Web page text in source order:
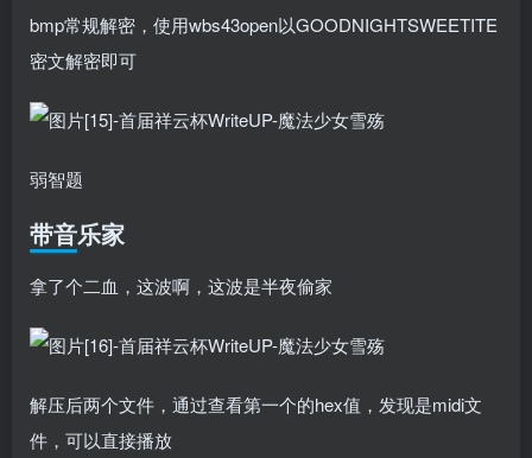
bmp常规解密，使用wbs43open以GOODNIGHTSWEETITE
密文解密即可
弱智题
带音乐家
拿了个二血，这波啊，这波是半夜偷家
解压后两个文件，通过查看第一个的hex值，发现是midi文
件，可以直接播放